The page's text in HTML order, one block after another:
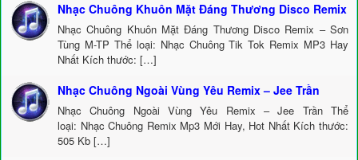
Nhạc Chuông Khuôn Mặt Đáng Thương Disco Remix
Nhạc Chuông Khuôn Mặt Đáng Thương Disco Remix – Sơn
Tùng M-TP Thể loại: Nhạc Chuông Tik Tok Remix MP3 Hay
Nhất Kích thước: […]
Nhạc Chuông Ngoài Vùng Yêu Remix – Jee Trần
Nhạc Chuông Ngoài Vùng Yêu Remix – Jee Trần Thể
loại: Nhạc Chuông Remix Mp3 Mới Hay, Hot Nhất Kích thước:
505 Kb […]